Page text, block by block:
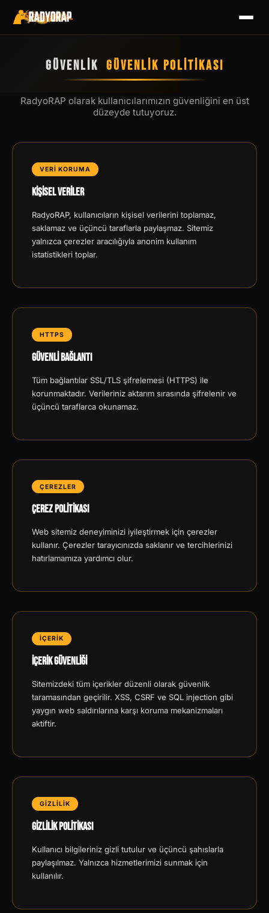
GÜVENLİK GÜVENLİK POLİTİKASI
RadyoRAP olarak kullanıcılarımızın güvenliğini en üst
düzeyde tutuyoruz.
VERİ KORUMA
Kişisel Veriler
RadyoRAP, kullanıcıların kişisel verilerini toplamaz,
saklamaz ve üçüncü taraflarla paylaşmaz. Sitemiz
yalnızca çerezler aracılığıyla anonim kullanım
istatistikleri toplar.
HTTPS
Güvenli Bağlantı
Tüm bağlantılar SSL/TLS şifrelemesi (HTTPS) ile
korunmaktadır. Verileriniz aktarım sırasında şifrelenir ve
üçüncü taraflarca okunamaz.
ÇEREZLER
Çerez Politikası
Web sitemiz deneyiminizi iyileştirmek için çerezler
kullanır. Çerezler tarayıcınızda saklanır ve tercihlerinizi
hatırlamamıza yardımcı olur.
İÇERİK
İçerik Güvenliği
Sitemizdeki tüm içerikler düzenli olarak güvenlik
taramasından geçirilir. XSS, CSRF ve SQL injection gibi
yaygın web saldırılarına karşı koruma mekanizmaları
aktiftir.
GİZLİLİK
Gizlilik Politikası
Kullanıcı bilgileriniz gizli tutulur ve üçüncü şahıslarla
paylaşılmaz. Yalnızca hizmetlerimizi sunmak için
kullanılır.